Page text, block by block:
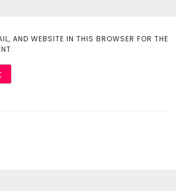
AND WEBSITE IN THIS BROWSER FOR THE